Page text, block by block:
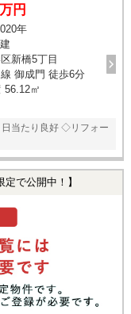
お気に入り物件
円
年
新橋5丁目
御成門 徒歩6分
56.12㎡
当たり良好 ◇リフォー
で公開中！】